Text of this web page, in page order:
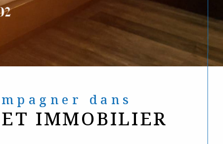
dans
IMMOBILIER